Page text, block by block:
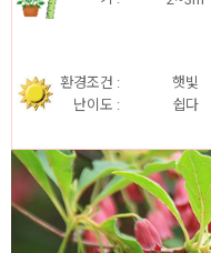
환경조건 :
난이도 :
햇빛
쉽다